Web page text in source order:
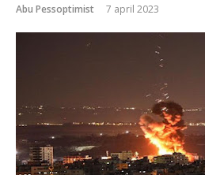
Abu Pessoptimist 7 april 2023